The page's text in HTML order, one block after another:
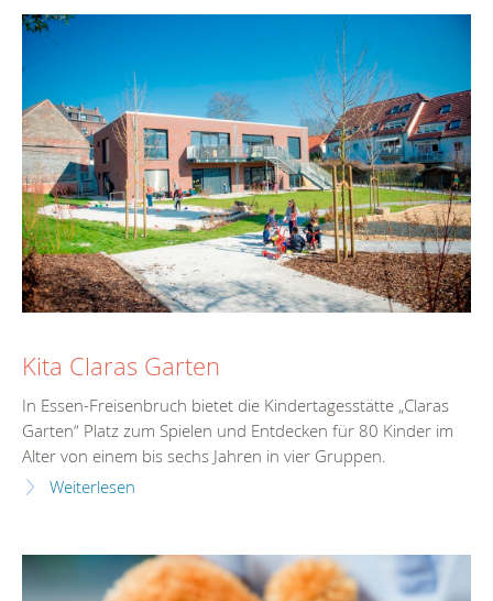
Kita Claras Garten
In Essen-Freisenbruch bietet die Kindertagesstätte „Claras
Garten“ Platz zum Spielen und Entdecken für 80 Kinder im
Alter von einem bis sechs Jahren in vier Gruppen.
Weiterlesen